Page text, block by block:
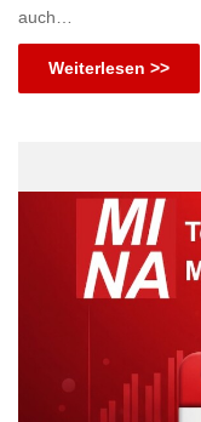
auch…
Weiterlesen >>